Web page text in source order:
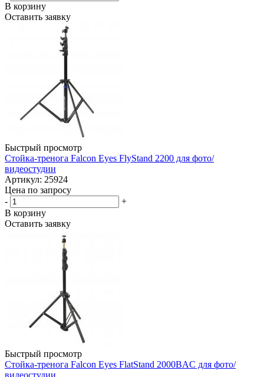
В корзину
Оставить заявку
Быстрый просмотр
Стойка-тренога Falcon Eyes FlyStand 2200 для фото/
видеостудии
Артикул: 25924
Цена по запросу
-
+
В корзину
Оставить заявку
Быстрый просмотр
Стойка-тренога Falcon Eyes FlatStand 2000BAC для фото/
видеостудии